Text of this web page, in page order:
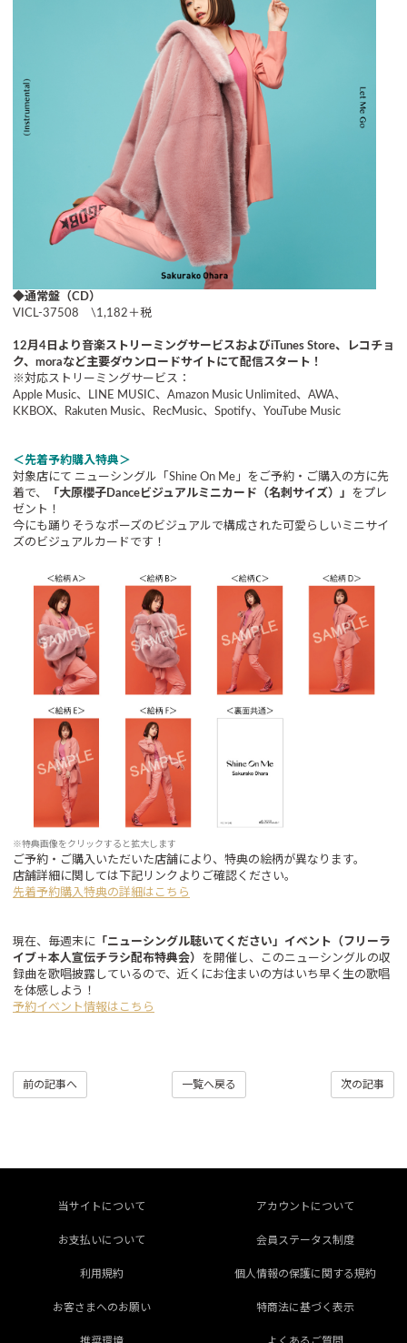
◆通常盤（CD）
VICL-37508 \1,182＋税
12月4日より音楽ストリーミングサービスおよびiTunes Store、レコチョ
ク、moraなど主要ダウンロードサイトにて配信スタート！
※対応ストリーミングサービス：
Apple Music、LINE MUSIC、Amazon Music Unlimited、AWA、
KKBOX、Rakuten Music、RecMusic、Spotify、YouTube Music
＜先着予約購入特典＞
対象店にて ニューシングル「Shine On Me」をご予約・ご購入の方に先
着で、
「大原櫻子Danceビジュアルミニカード（名刺サイズ）」
をプレ
ゼント！
今にも踊りそうなポーズのビジュアルで構成された可愛らしいミニサイ
ズのビジュアルカードです！
※特典画像をクリックすると拡大します
ご予約・ご購入いただいた店舗により、特典の絵柄が異なります。
店舗詳細に関しては下記リンクよりご確認ください。
先着予約購入特典の詳細はこちら
現在、毎週末に 「ニューシングル聴いてください」イベント（フリーラ
イブ＋本人宣伝チラシ配布特典会）
を開催し、このニューシングルの収
録曲を歌唱披露しているので、近くにお住まいの方はいち早く生の歌唱
を体感しよう！
予約イベント情報はこちら
前の記事へ 一覧へ戻る 次の記事
当サイトについて アカウントについて
お支払いについて 会員ステータス制度
利用規約 個人情報の保護に関する規約
お客さまへのお願い 特商法に基づく表示